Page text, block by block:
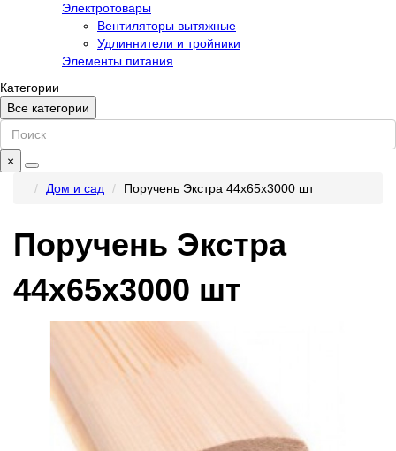
Электротовары
Вентиляторы вытяжные
Удлиннители и тройники
Элементы питания
Категории
Все категории
×
Дом и сад
Поручень Экстра 44х65х3000 шт
Поручень Экстра
44х65х3000 шт